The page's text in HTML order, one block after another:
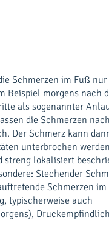
Schmerzen im Fuß
Beispiel morgens nach
als sogenannter
die Schmerzen
Der Schmerz kann
unterbrochen
lokalisiert
Stechender
Schmerzen im
typischerweise auch